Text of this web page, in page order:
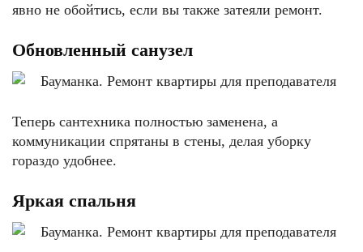
явно не обойтись, если вы также затеяли ремонт.
Обновленный санузел
Теперь сантехника полностью заменена, а
коммуникации спрятаны в стены, делая уборку
гораздо удобнее.
Яркая спальня